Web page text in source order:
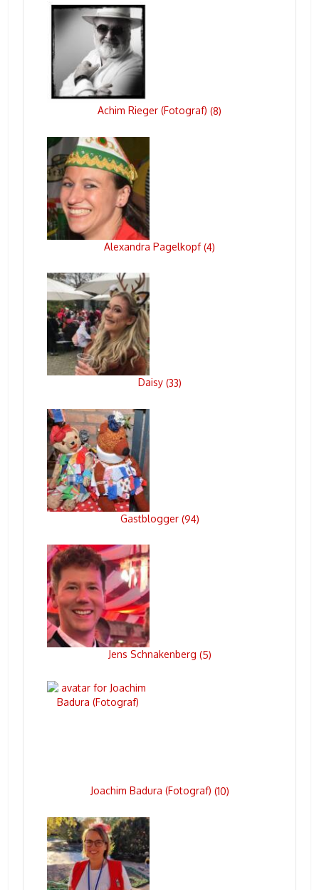
Achim Rieger (Fotograf) (8)
Alexandra Pagelkopf(4)
Daisy (33)
Gastblogger (94)
Jens Schnakenberg (5)
Joachim Badura (Fotograf) (10)